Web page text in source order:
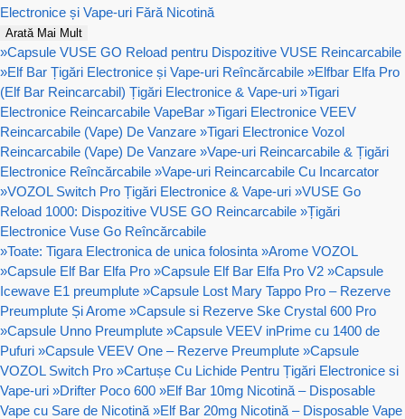
Electronice și Vape-uri Fără Nicotină
Arată Mai Mult
»Capsule VUSE GO Reload pentru Dispozitive VUSE Reincarcabile
»Elf Bar Țigări Electronice și Vape-uri Reîncărcabile »Elfbar Elfa Pro
(Elf Bar Reincarcabil) Țigări Electronice & Vape-uri »Tigari
Electronice Reincarcabile VapeBar »Tigari Electronice VEEV
Reincarcabile (Vape) De Vanzare »Tigari Electronice Vozol
Reincarcabile (Vape) De Vanzare »Vape-uri Reincarcabile & Țigări
Electronice Reîncărcabile »Vape-uri Reincarcabile Cu Incarcator
»VOZOL Switch Pro Țigări Electronice & Vape-uri »VUSE Go
Reload 1000: Dispozitive VUSE GO Reincarcabile »Țigări
Electronice Vuse Go Reîncărcabile
»Toate: Tigara Electronica de unica folosinta »Arome VOZOL
»Capsule Elf Bar Elfa Pro »Capsule Elf Bar Elfa Pro V2 »Capsule
Icewave E1 preumplute »Capsule Lost Mary Tappo Pro – Rezerve
Preumplute Și Arome »Capsule si Rezerve Ske Crystal 600 Pro
»Capsule Unno Preumplute »Capsule VEEV inPrime cu 1400 de
Pufuri »Capsule VEEV One – Rezerve Preumplute »Capsule
VOZOL Switch Pro »Cartușe Cu Lichide Pentru Țigări Electronice si
Vape-uri »Drifter Poco 600 »Elf Bar 10mg Nicotină – Disposable
Vape cu Sare de Nicotină »Elf Bar 20mg Nicotină – Disposable Vape